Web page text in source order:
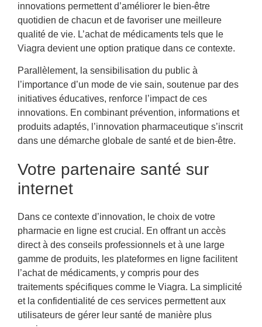
innovations permettent d’améliorer le bien-être
quotidien de chacun et de favoriser une meilleure
qualité de vie. L’achat de médicaments tels que le
Viagra devient une option pratique dans ce contexte.
Parallèlement, la sensibilisation du public à
l’importance d’un mode de vie sain, soutenue par des
initiatives éducatives, renforce l’impact de ces
innovations. En combinant prévention, informations et
produits adaptés, l’innovation pharmaceutique s’inscrit
dans une démarche globale de santé et de bien-être.
Votre partenaire santé sur
internet
Dans ce contexte d’innovation, le choix de votre
pharmacie en ligne est crucial. En offrant un accès
direct à des conseils professionnels et à une large
gamme de produits, les plateformes en ligne facilitent
l’achat de médicaments, y compris pour des
traitements spécifiques comme le Viagra. La simplicité
et la confidentialité de ces services permettent aux
utilisateurs de gérer leur santé de manière plus